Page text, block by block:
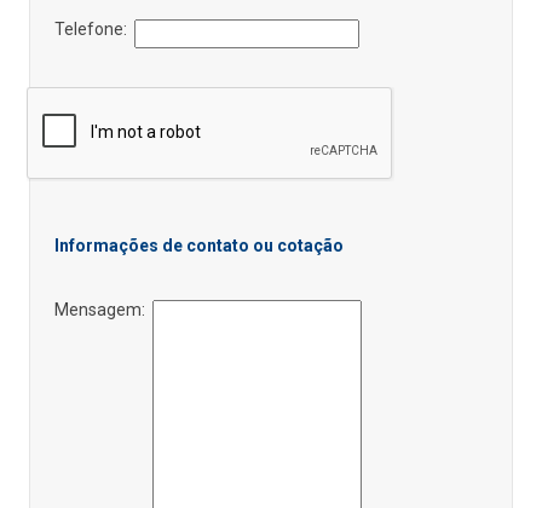
Telefone:
Informações de contato ou cotação
Mensagem: